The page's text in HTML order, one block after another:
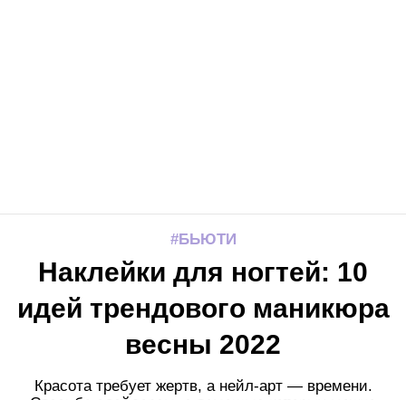
БЬЮТИ
Наклейки для ногтей: 10
идей трендового маникюра
весны 2022
Красота требует жертв, а нейл-арт — времени.